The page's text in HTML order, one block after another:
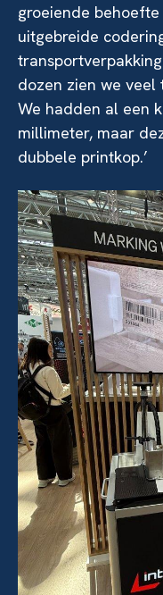
groeiende
uitgebreide
dozen zien we veel
We hadden al een
millimeter, maar
dubbele printkop.’